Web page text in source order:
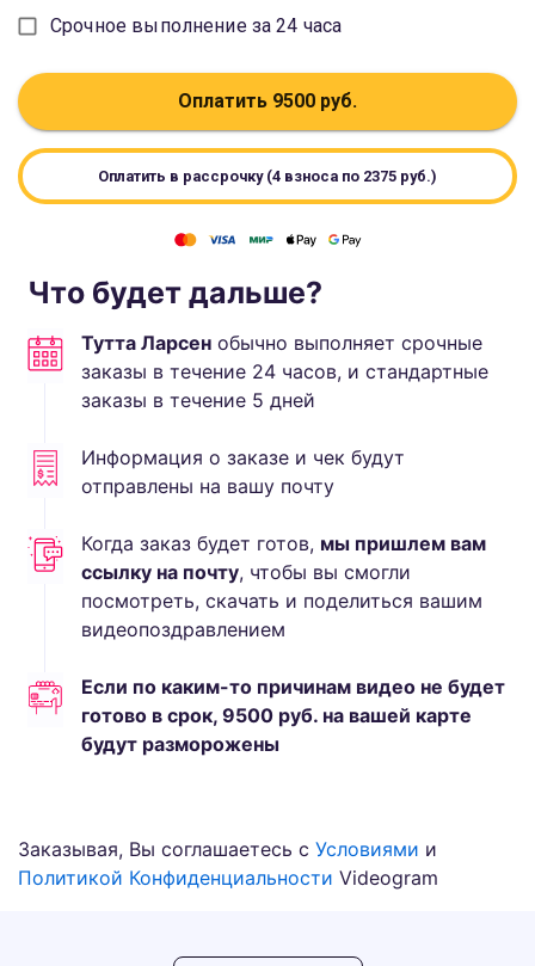
Срочное выполнение за 24 часа
Оплатить 9500 руб.
Оплатить в рассрочку (4 взноса по 2375 руб.)
Что будет дальше?
Тутта Ларсен обычно выполняет срочные
заказы в течение 24 часов, и стандартные
заказы в течение 5 дней
Информация о заказе и чек будут
отправлены на вашу почту
Когда заказ будет готов, мы пришлем вам
ссылку на почту, чтобы вы смогли
посмотреть, скачать и поделиться вашим
видеопоздравлением
Если по каким-то причинам видео не будет
готово в срок, 9500 руб. на вашей карте
будут разморожены
Заказывая, Вы соглашаетесь с Условиями и
Политикой Конфиденциальности Videogram